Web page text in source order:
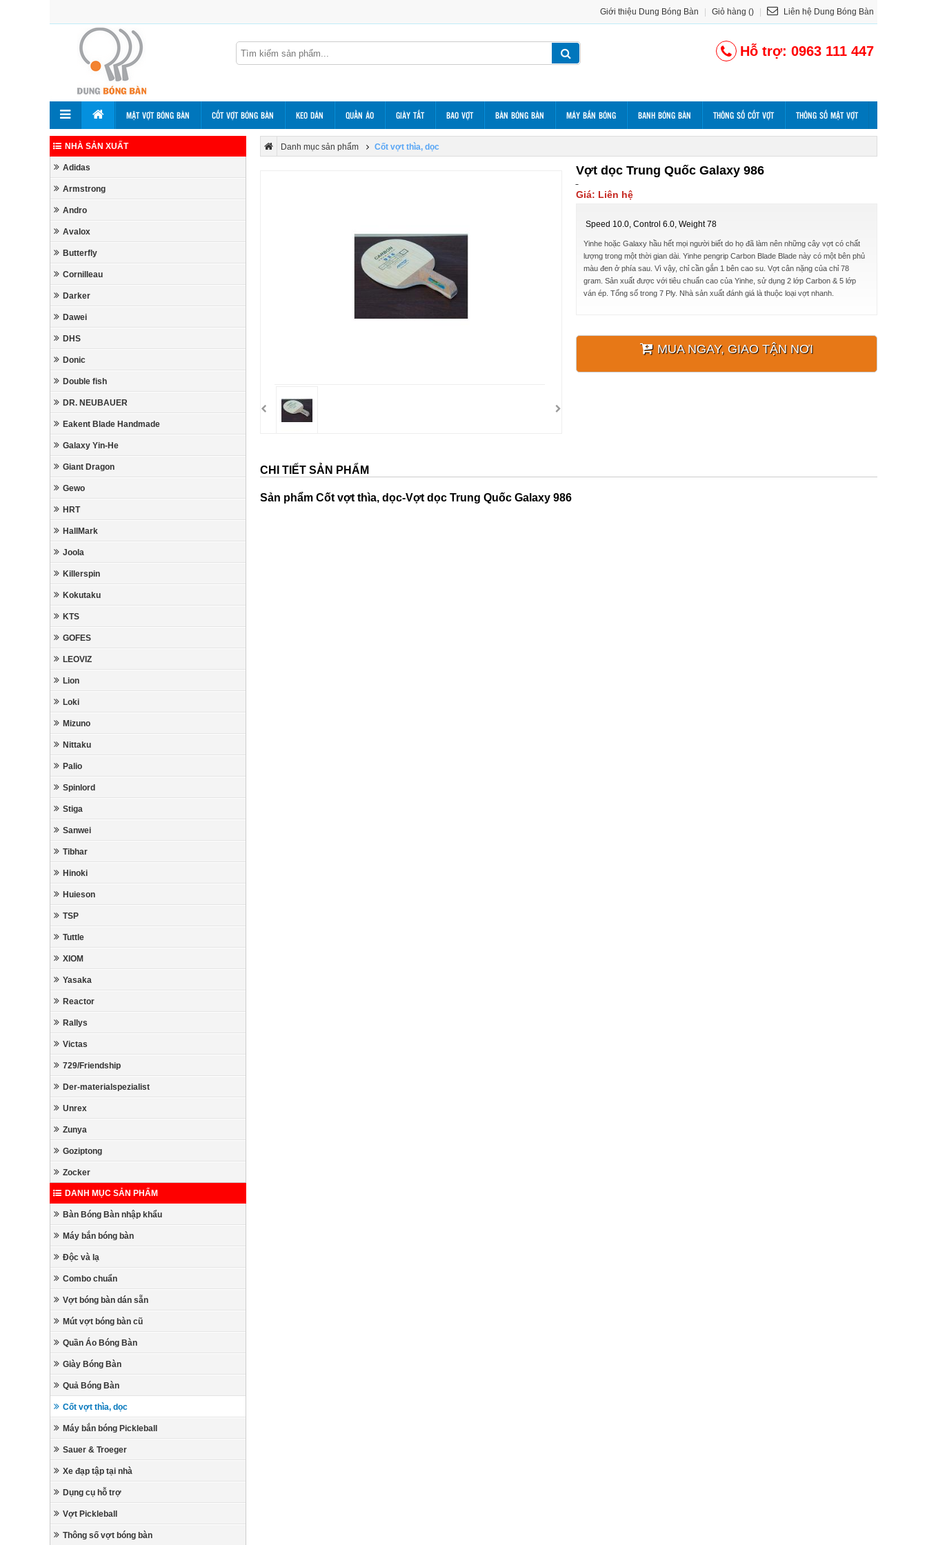
Giới thiệu Dung Bóng Bàn Giỏ hàng () Liên hệ Dung Bóng Bàn
Hỗ trợ: 0963 111 447
MẶT VỢT BÓNG BÀN CỐT VỢT BÓNG BÀN KEO DÁN QUẦN ÁO GIÀY TẤT BAO VỢT BÀN BÓNG BÀN MÁY BẮN BÓNG BANH BÓNG BÀN THÔNG SỐ CỐT VỢT THÔNG SỐ MẶT VỢT
NHÀ SẢN XUẤT
Adidas
Armstrong
Andro
Avalox
Butterfly
Cornilleau
Darker
Dawei
DHS
Donic
Double fish
DR. NEUBAUER
Eakent Blade Handmade
Galaxy Yin-He
Giant Dragon
Gewo
HRT
HallMark
Joola
Killerspin
Kokutaku
KTS
GOFES
LEOVIZ
Lion
Loki
Mizuno
Nittaku
Palio
Spinlord
Stiga
Sanwei
Tibhar
Hinoki
Huieson
TSP
Tuttle
XIOM
Yasaka
Reactor
Rallys
Victas
729/Friendship
Der-materialspezialist
Unrex
Zunya
Goziptong
Zocker
DANH MỤC SẢN PHẨM
Bàn Bóng Bàn nhập khẩu
Máy bắn bóng bàn
Độc và lạ
Combo chuẩn
Vợt bóng bàn dán sẵn
Mút vợt bóng bàn cũ
Quần Áo Bóng Bàn
Giày Bóng Bàn
Quả Bóng Bàn
Cốt vợt thìa, dọc
Máy bắn bóng Pickleball
Sauer & Troeger
Xe đạp tập tại nhà
Dụng cụ hỗ trợ
Vợt Pickleball
Thông số vợt bóng bàn
Danh mục sản phẩm Cốt vợt thìa, dọc
Vợt dọc Trung Quốc Galaxy 986
Giá: Liên hệ
Speed 10.0, Control 6.0, Weight 78
Yinhe hoặc Galaxy hầu hết mọi người biết do họ đã làm nên những cây vợt có chất
lượng trong một thời gian dài. Yinhe pengrip Carbon Blade Blade này có một bên phủ
màu đen ở phía sau. Vì vậy, chỉ cần gắn 1 bên cao su. Vợt cân nặng của chỉ 78
gram. Sản xuất được với tiêu chuẩn cao của Yinhe, sử dụng 2 lớp Carbon & 5 lớp
ván ép. Tổng số trong 7 Ply. Nhà sản xuất đánh giá là thuộc loại vợt nhanh.
MUA NGAY, GIAO TẬN NƠI
CHI TIẾT SẢN PHẨM
Sản phẩm Cốt vợt thìa, dọc-Vợt dọc Trung Quốc Galaxy 986